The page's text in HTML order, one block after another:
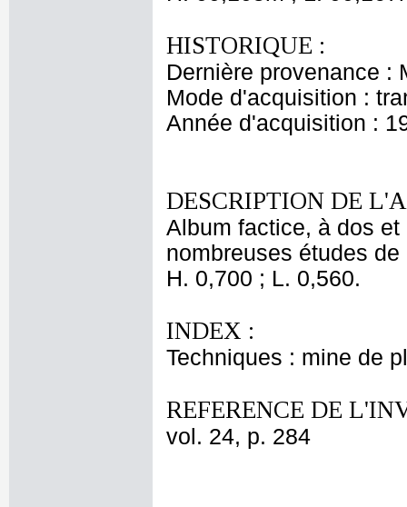
HISTORIQUE :
Dernière provenance :
Mode d'acquisition :
Année d'acquisition :
DESCRIPTION DE
Album factice, à dos
nombreuses études
H. 0,700 ; L. 0,560.
INDEX :
Techniques : mine de
REFERENCE DE
vol. 24, p. 284